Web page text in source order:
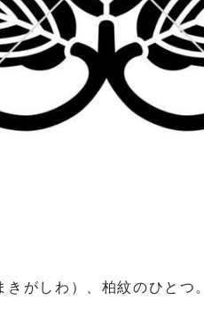
きがしわ）、柏紋のひとつ。